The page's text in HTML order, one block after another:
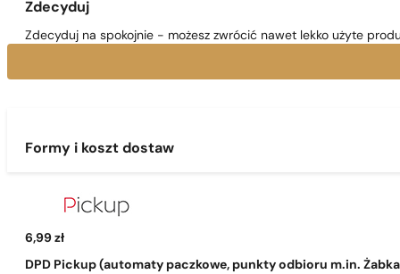
Zdecyduj
Zdecyduj na spokojnie - możesz zwrócić nawet lekko użyte
Formy i koszt dostaw
6,99 zł
DPD Pickup (automaty paczkowe, punkty odbioru m.in.